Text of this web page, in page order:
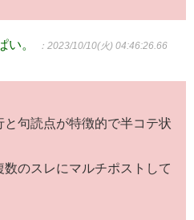
い。 ：2023/10/10(火) 04:46:26.66
と句読点が特徴的で半コテ状
のスレにマルチポストして